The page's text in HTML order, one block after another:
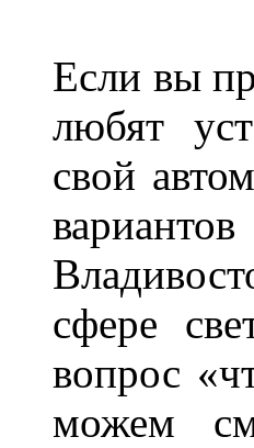
Если вы
любят
свой
сфере
вопрос
можем